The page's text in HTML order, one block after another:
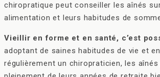
chiropratique peut conseiller les aînés
alimentation et leurs habitudes de
Vieillir en forme et en santé, c’est
adoptant de saines habitudes de vie et
régulièrement un chiropraticien, les